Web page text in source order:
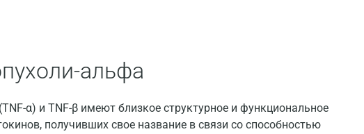
альфа
α) и TNF-β имеют близкое структурное и функциональное
получивших свое название в связи со способностью
Дмитров